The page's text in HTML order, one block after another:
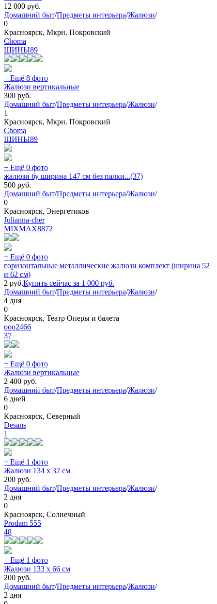
12 000 руб.
Домашний быт/Предметы интерьера/Жалюзи/
0
Красноярск, Мкрн. Покровский
Choma
ШИНЫ89
+ Ещё 8 фото
Жалюзи вертикальные
300 руб.
Домашний быт/Предметы интерьера/Жалюзи/
1
Красноярск, Мкрн. Покровский
Choma
ШИНЫ89
+ Ещё 0 фото
жалюзи бу ширина 147 см без палки...(37)
500 руб.
Домашний быт/Предметы интерьера/Жалюзи/
0
Красноярск, Энергетиков
Julianna-cher
MIXMAX8872
+ Ещё 0 фото
горизонтальные металлические жалюзи комплект (ширина 52
и 62 см)
2 руб.Купить сейчас за 1 000 руб.
Домашний быт/Предметы интерьера/Жалюзи/
4 дня
0
Красноярск, Театр Оперы и балета
ooo2466
37
+ Ещё 0 фото
Жалюзи вертикальные
2 400 руб.
Домашний быт/Предметы интерьера/Жалюзи/
6 дней
0
Красноярск, Северный
Desans
1
+ Ещё 1 фото
Жалюзи 134 х 32 см
200 руб.
Домашний быт/Предметы интерьера/Жалюзи/
2 дня
0
Красноярск, Солнечный
Prodam 555
48
+ Ещё 1 фото
Жалюзи 133 х 66 см
200 руб.
Домашний быт/Предметы интерьера/Жалюзи/
2 дня